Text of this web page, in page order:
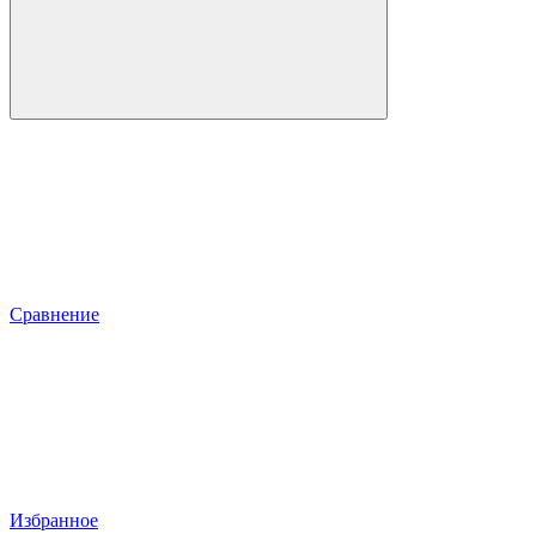
Сравнение
Избранное